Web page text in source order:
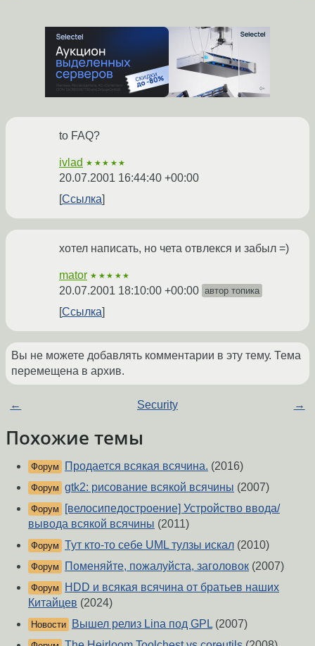
to FAQ?
ivlad ★★★★★
20.07.2001 16:44:40 +00:00
Ссылка
хотел написать, но чета отвлекся и забыл =)
mator ★★★★★
20.07.2001 18:10:00 +00:00 автор топика
Ссылка
Вы не можете добавлять комментарии в эту тему. Тема
перемещена в архив.
← Security →
Похожие темы
Форум Продается всякая всячина. (2016)
Форум gtk2: рисование всякой всячины (2007)
Форум
[велосипедостроение] Устройство ввода/
вывода всякой всячины (2011)
Форум Тут кто-то себе UML тулзы искал (2010)
Форум Поменяйте, пожалуйста, заголовок (2007)
Форум
HDD и всякая всячина от братьев наших
Китайцев (2024)
Новости Вышел релиз Lina под GPL (2007)